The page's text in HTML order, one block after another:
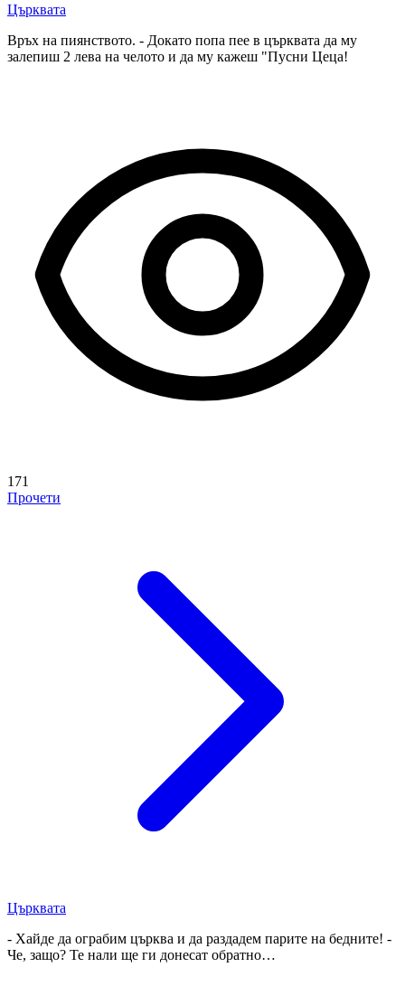
Църквата
Връх на пиянството. - Докато попа пее в църквата да му
залепиш 2 лева на челото и да му кажеш "Пусни Цеца!
171
Прочети
Църквата
- Хайде да ограбим църква и да раздадем парите на бедните! -
Че, защо? Те нали ще ги донесат обратно…